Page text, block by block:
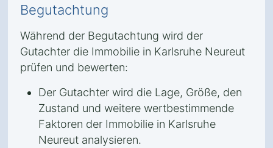
Begutachtung
Während der Begutachtung wird der
Gutachter die Immobilie in Karlsruhe Neureut
prüfen und bewerten:
Der Gutachter wird die Lage, Größe, den
Zustand und weitere wertbestimmende
Faktoren der Immobilie in Karlsruhe
Neureut analysieren.